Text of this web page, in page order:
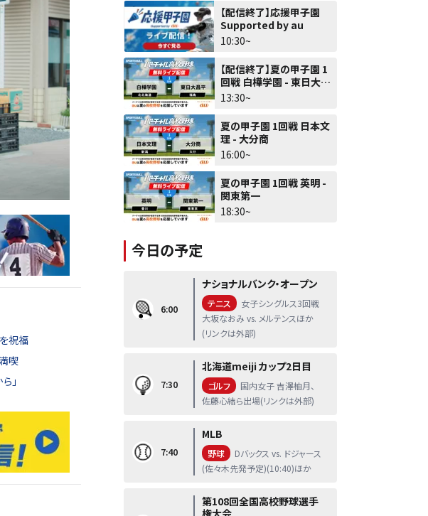
祝福
喫
」
【配信終了】応援甲子園
Supported by au
10:30~
【配信終了】夏の甲子園 1
回戦 白樺学園 - 東日大昌
平
13:30~
夏の甲子園 1回戦 日本文
理 - 大分商
16:00~
夏の甲子園 1回戦 英明 -
関東第一
18:30~
今日の予定
6:00
ナショナルバンク・オープン
テニス
女子シングルス3回戦
大坂なおみ vs. メルテンスほか
(リンクは外部)
7:30
北海道meiji カップ2日目
ゴルフ
国内女子 吉澤柚月、
佐藤心結ら出場(リンクは外部)
7:40
MLB
野球
Dバックス vs. ドジャース
(佐々木先発予定)(10:40)ほか
第108回全国高校野球選手